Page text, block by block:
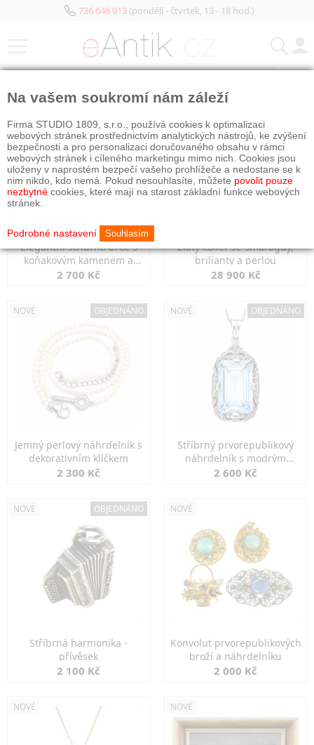
736 646 913(pondělí - čtvrtek, 13 - 18 hod.)
Elegantní stříbrná brož s
koňakovým kamenem a
markazity
2 700 Kč
Zlatý kolier se smaragdy,
brilianty a perlou
28 900 Kč
NOVÉ OBJEDNÁNO
Jemný perlový náhrdelník s
dekorativním klíčkem
2 300 Kč
NOVÉ OBJEDNÁNO
Stříbrný prvorepublikový
náhrdelník s modrým
spinelem
2 600 Kč
NOVÉ OBJEDNÁNO
Stříbrná harmonika -
přívěsek
2 100 Kč
NOVÉ
Konvolut prvorepublikových
broží a náhrdelníku
2 000 Kč
NOVÉ NOVÉ
Na vašem soukromí nám záleží
Firma STUDIO 1809, s.r.o., používá cookies k optimalizaci
webových stránek prostřednictvím analytických nástrojů, ke zvýšení
bezpečnosti a pro personalizaci doručovaného obsahu v rámci
webových stránek i cíleného marketingu mimo nich. Cookies jsou
uloženy v naprostém bezpečí vašeho prohlížeče a nedostane se k
nim nikdo, kdo nemá. Pokud nesouhlasíte, můžete povolit pouze
nezbytné cookies, které mají na starost základní funkce webových
stránek.
Podrobné nastavení Souhlasím